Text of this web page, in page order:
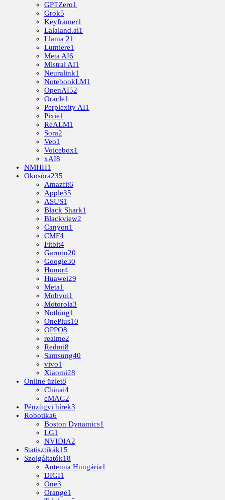
GPTZero1
Grok5
Keyframer1
Lalaland.ai1
Llama 21
Lumiere1
Meta AI6
Mistral AI1
Neuralink1
NotebookLM1
OpenAI52
Oracle1
Perplexity AI1
Pixie1
ReALM1
Sora2
Veo1
Voicebox1
xAI8
NMHH1
Okosóra235
Amazfit6
Apple35
ASUS1
Black Shark1
Blackview2
Canyon1
CMF4
Fitbit4
Garmin20
Google30
Honor4
Huawei29
Meta1
Mobvoi1
Motorola3
Nothing1
OnePlus10
OPPO8
realme2
Redmi8
Samsung40
vivo1
Xiaomi28
Online üzlet8
Chinai4
eMAG2
Pénzügyi hírek3
Robotika6
Boston Dynamics1
LG1
NVIDIA2
Statisztikák15
Szolgáltatók18
Antenna Hungária1
DIGI1
One3
Orange1